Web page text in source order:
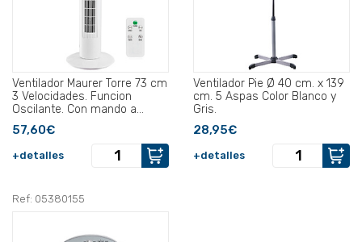
Ventilador Maurer Torre 73 cm
3 Velocidades. Funcion
Oscilante. Con mando a
distancia..
57,60€
+detalles
Ventilador Pie Ø 40 cm. x 139
cm. 5 Aspas Color Blanco y
Gris.
28,95€
+detalles
Ref: 05380155